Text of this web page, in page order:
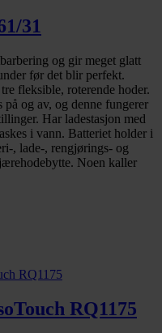
31
og gir meget glatt
før det blir perfekt.
fleksible, roterende hoder.
og av, og denne fungerer
Har ladestasjon med
i vann. Batteriet holder i
, lade-, rengjørings- og
Noen kaller
RQ1175